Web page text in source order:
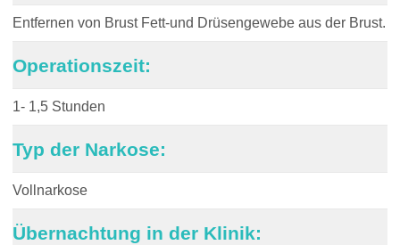
Entfernen von Brust Fett-und Drüsengewebe aus der Brust.
Operationszeit:
1- 1,5 Stunden
Typ der Narkose:
Vollnarkose
Übernachtung in der Klinik: